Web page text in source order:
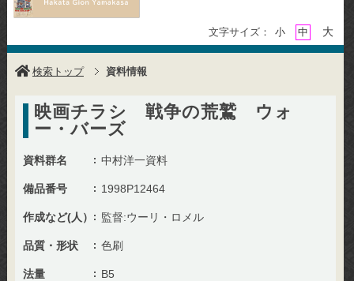
文字サイズ： 小 中 大
検索トップ 資料情報
映画チラシ 戦争の荒鷲 ウォ
ー・バーズ
資料群名 中村洋一資料
備品番号 1998P12464
作成など(人） 監督:ウーリ・ロメル
品質・形状 色刷
法量 B5